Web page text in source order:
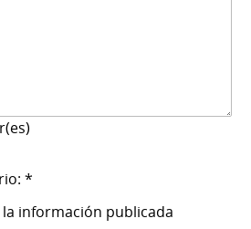
*
información publicada